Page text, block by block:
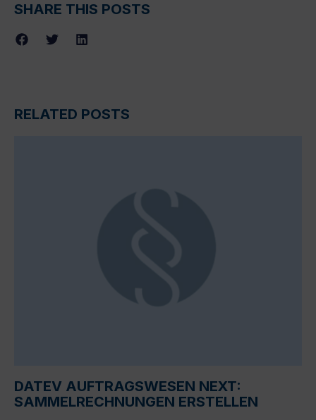
SHARE THIS POSTS
RELATED POSTS
DATEV AUFTRAGSWESEN NEXT:
SAMMELRECHNUNGEN ERSTELLEN